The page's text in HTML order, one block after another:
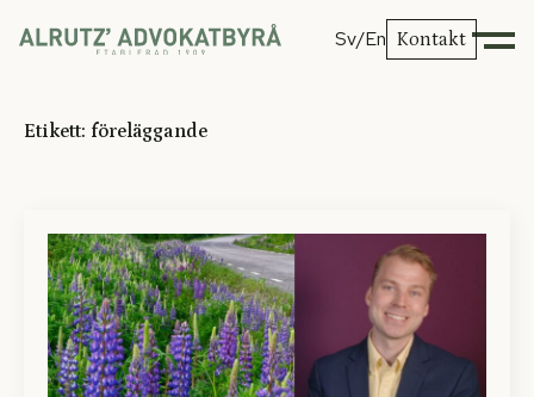
Sv/En Kontakt
Etikett: föreläggande